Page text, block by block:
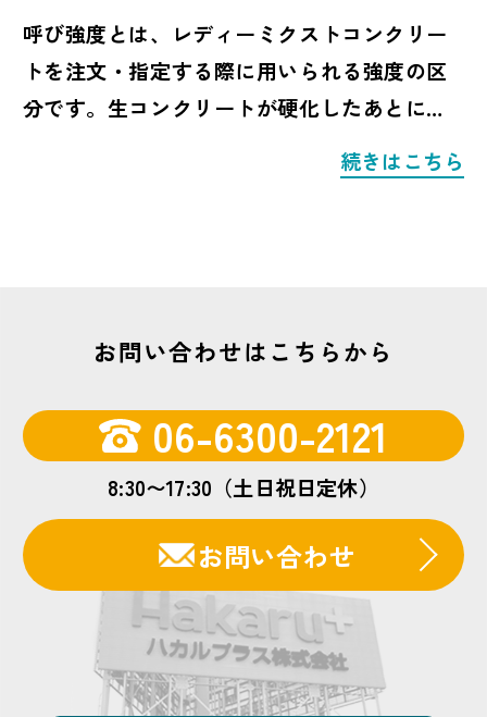
ートは外気温、風、日射、湿度の影響を受け
やすく、適切な保護が必要です。
養生の方法には、散水養生、湿布養生、シー
ト養生、膜養生、保温養生、加熱養生などが
暑中コンクリートでは、表面からの急激な水
分蒸発を防ぐことが重要です。散水やシート
養生などにより、表面乾燥やプラスチック収
縮ひび割れを防ぎます。
寒中コンクリートでは、初期凍害を防ぐため
に、コンクリートを凍結させないことが重要
です。保温養生や加熱養生を行い、必要な初
期強度が発現するまで温度を確保します。
生コン工場では、出荷する生コンクリートの
品質を確認するために、供試体とも呼ばれる
テストピースを作製することがあります。テ
ストピースは、圧縮強度試験などに使用され
る試験用のコンクリートで、納入先へ届ける
と、実際に納入できる生コン量が不足する可
必要なバッチでは、あらかじめその分の容積
を加味して製造量を増やす必要があります。
このような補正が容積補正です。
容積補正を行うことで、テストピース採取分
を含めた必要量を製造できるため、納入数量
の不足を防ぎやすくなります。また、出荷ご
とに手作業で上乗せ量を計算する手間を減ら
呼び強度とは、レディーミクストコンクリー
トを注文・指定する際に用いられる強度の区
分です。生コンクリートが硬化したあとに、
所定の圧縮強度を満たすように設定される値
で、単位は N/mm² で表されます。
えば「普通 24-18-20 N」のような呼び方で
は、24が呼び強度、18がスランプ、20が粗骨
材の最大寸法、Nが普通ポルトランドセメント
を表します。
呼び強度は、コンクリートの圧縮強度に関わ
る重要な指定項目です。建築物や土木構造物
では、柱、梁、床、基礎、擁壁など、構造物
の用途や設計条件に応じて必要な強度が決め
られます。その必要な強度を満たすように、
続きはこちら
お問い合わせはこちらから
06-6300-2121
8:30〜17:30（土日祝日定休）
お問い合わせ